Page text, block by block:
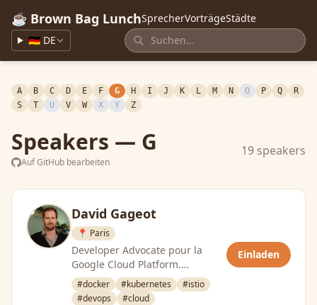
☕ Brown Bag LunchSprecherVorträgeStädte
🇩🇪 DE
A B C D E F G H I J K L M N O P Q
R
S
T U V W X Y Z
Speakers — G
Auf GitHub bearbeiten
19 speakers
David Gageot
📍 Paris
Developer Advocate pour la
Google Cloud Platform.
Développeur passionné!
#docker #kubernetes
#istio
#devops
#cloud
Einladen